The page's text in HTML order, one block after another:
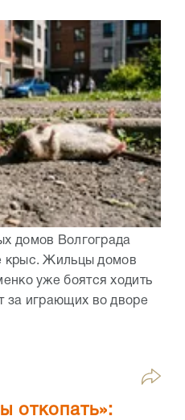
домов Волгограда
крыс. Жильцы домов
уже боятся ходить
за играющих во дворе
откопать»: